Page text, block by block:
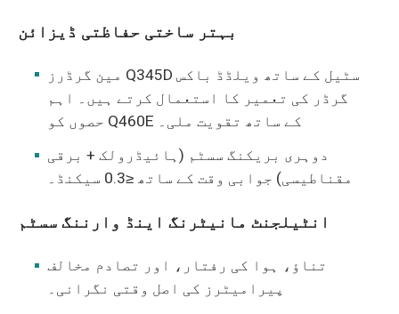
بہتر ساختی حفاظتی ڈیزائن
مین گرڈرز Q345D سٹیل کے ساتھ ویلڈڈ باکس
گرڈر کی تعمیر کا استعمال کرتے ہیں۔ اہم
حصوں کو Q460E کے ساتھ تقویت ملی۔
دوہری بریکنگ سسٹم (ہائیڈرولک + برقی
مقناطیسی) جوابی وقت کے ساتھ ≤0.3 سیکنڈ۔
انٹیلجنٹ مانیٹرنگ اینڈ وارننگ سسٹم
تناؤ، ہوا کی رفتار، اور تصادم مخالف
پیرامیٹرز کی اصل وقتی نگرانی۔